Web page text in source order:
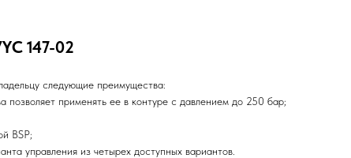
147-02
следующие преимущества:
применять ее в контуре с давлением до 250 бар;
BSP;
управления из четырех доступных вариантов.